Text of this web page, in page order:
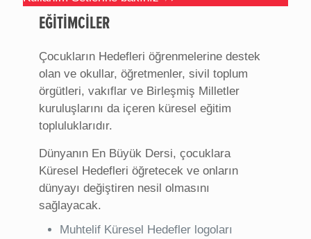
EĞİTİMCİLER
Çocukların Hedefleri öğrenmelerine destek
olan ve okullar, öğretmenler, sivil toplum
örgütleri, vakıflar ve Birleşmiş Milletler
kuruluşlarını da içeren küresel eğitim
topluluklarıdır.
Dünyanın En Büyük Dersi, çocuklara
Küresel Hedefleri öğretecek ve onların
dünyayı değiştiren nesil olmasını
sağlayacak.
Muhtelif Küresel Hedefler logoları